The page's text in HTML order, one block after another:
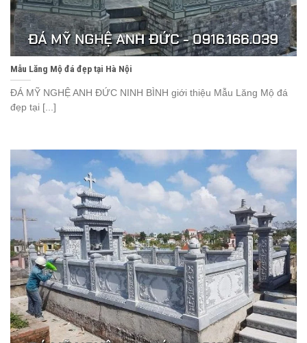
Mẫu Lăng Mộ đá đẹp tại Hà Nội
ĐÁ MỸ NGHỆ ANH ĐỨC NINH BÌNH giới thiệu Mẫu Lăng Mộ đá
đẹp tại [...]